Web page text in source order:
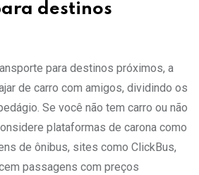
destinos
para destinos próximos, a
de carro com amigos, dividindo os
Se você não tem carro ou não
plataformas de carona como
de ônibus, sites como ClickBus,
passagens com preços